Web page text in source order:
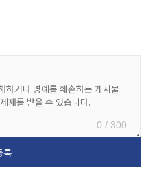
0 / 300